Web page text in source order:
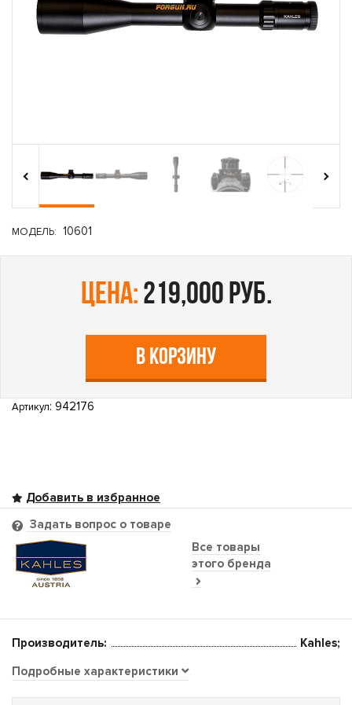
‹
›
МОДЕЛЬ: 10601
цена: 219,000 руб.
В КОРЗИНУ
Артикул: 942176
Все товары
этого бренда
Задать вопрос о товаре
Производитель:
Kahles;
Подробные характеристики